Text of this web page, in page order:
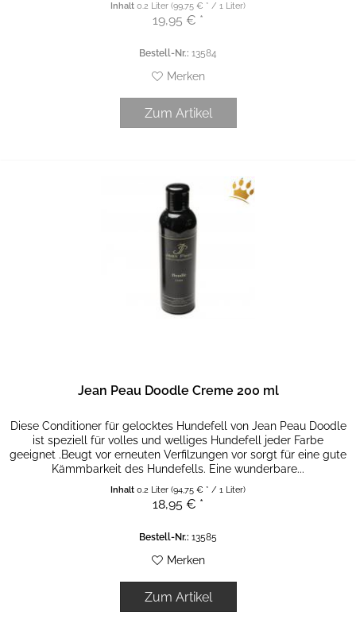
Inhalt0.2 Liter(99,75 € * / 1 Liter)
19,95 € *
Bestell-Nr.: 13584
Merken
Zum Artikel
Jean Peau Doodle Creme 200 ml
Diese Conditioner für gelocktes Hundefell von Jean Peau Doodle
ist speziell für volles und welliges Hundefell jeder Farbe
geeignet .Beugt vor erneuten Verfilzungen vor sorgt für eine gute
Kämmbarkeit des Hundefells. Eine wunderbare...
Inhalt0.2 Liter(94,75 € * / 1 Liter)
18,95 € *
Bestell-Nr.: 13585
Merken
Zum Artikel